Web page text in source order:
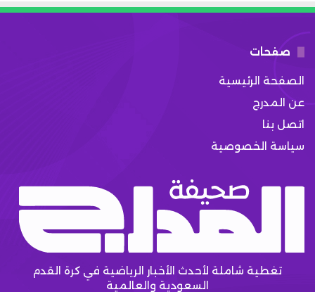
صفحات
الصفحة الرئيسية
عن المدرج
اتصل بنا
سياسة الخصوصية
تغطية شاملة لأحدث الأخبار الرياضية في كرة القدم
السعودية والعالمية